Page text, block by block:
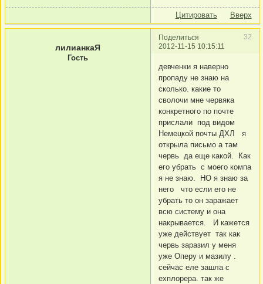
Цитировать Вверх
Поделиться
32
2012-11-15 10:15:11
лилианкаЯ
Гость
девченки я наверно
пропаду не знаю на
сколько. какие то
сволочи мне червяка
конкретного по почте
прислали под видом
Немецкой почты ДХЛ я
открыла письмо а там
червь да еще какой. Как
его убрать с моего компа
я не знаю. НО я знаю за
него что если его не
убрать то он заражает
всю систему и она
накрывается. И кажется
уже действует так как
червь заразил у меня
уже Оперу и мазилу .
сейчас еле зашла с
ехплорера. так же